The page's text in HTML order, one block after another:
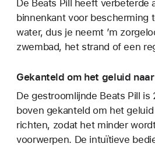
De Beats Pill heeft verbeterde
binnenkant voor bescherming
water, dus je neemt ’m
zwembad, het strand of een
Gekanteld om het geluid
De gestroomlijnde Beats Pill is
boven gekanteld om het
richten, zodat het minder
voorwerpen. De intuïtieve